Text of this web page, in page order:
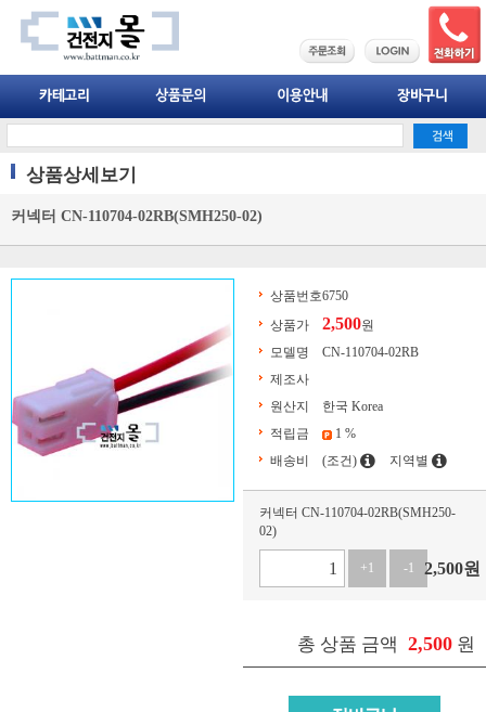
상품상세보기
커넥터 CN-110704-02RB(SMH250-02)
상품번호6750
상품가
2,500원
모델명
CN-110704-02RB
제조사
원산지
한국 Korea
적립금
1 %
배송비
(조건) 지역별
커넥터 CN-110704-02RB(SMH250-
02)
+1 -1 2,500원
총 상품 금액 2,500 원